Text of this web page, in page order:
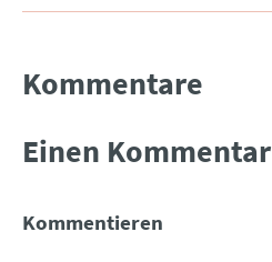
Kommentare
Einen
Kommentieren